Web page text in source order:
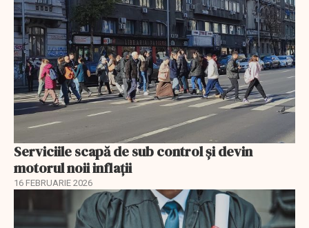
Serviciile scapă de sub control și devin
motorul noii inflații
16 FEBRUARIE 2026